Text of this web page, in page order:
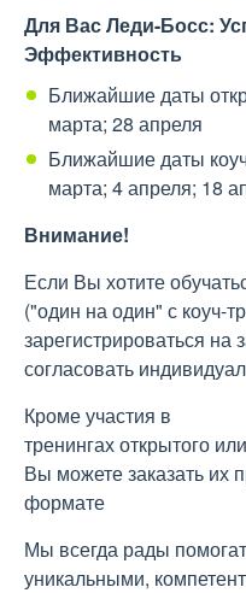
Для Вас Леди-Босс:
Эффективность
Ближайшие даты
марта; 28 апреля
Ближайшие даты
марта; 4 апреля; 18
Внимание!
Если Вы хотите
("один на один" с коуч-
зарегистрироваться
согласовать
Кроме участия в
тренингах открытого
Вы можете заказать их
формате
Мы всегда рады
уникальными,